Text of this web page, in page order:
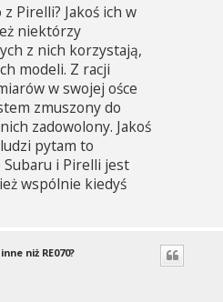
Pirelli? Jakoś ich w
niektórzy
z nich korzystają,
modeli. Z racji
w swojej ośce
zmuszony do
zadowolony. Jakoś
pytam to
Subaru i Pirelli jest
wspólnie kiedyś
niż RE070?